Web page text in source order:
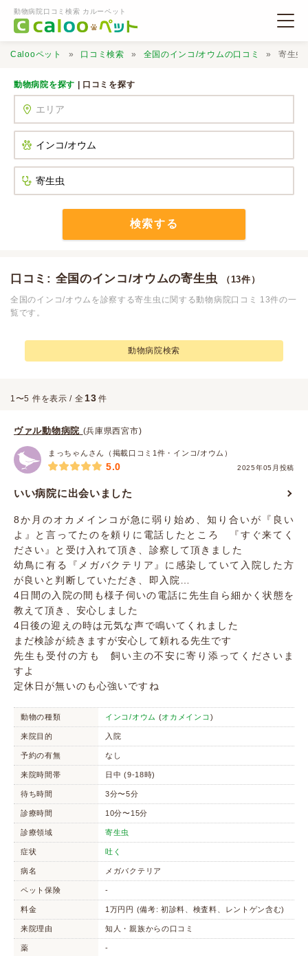
動物病院口コミ検索 カルーペット
口コミ検索
Calooペット 口コミ検索 全国のインコ/オウムの口コミ 寄生虫
動物病院を探す | 口コミを探す
検索する
口コミ: 全国のインコ/オウムの寄生虫 （13件）
全国のインコ/オウムを診察する寄生虫に関する動物病院口コミ 13件の一
覧です。
動物病院検索
1〜5 件を表示 / 全 13 件
ヴァル動物病院 (兵庫県西宮市)
まっちゃんさん（掲載口コミ1件・インコ/オウム）
2025年05月投稿
5.0
いい病院に出会いました
8か月のオカメインコが急に弱り始め、知り合いが『良い
よ』と言ってたのを頼りに電話したところ 『すぐ来てく
ださい』と受け入れて頂き、診察して頂きました
幼鳥に有る『メガバクテリア』に感染していて入院した方
が良いと判断していただき、即入院…
4日間の入院の間も様子伺いの電話に先生自ら細かく状態を
教えて頂き、安心しました
4日後の迎えの時は元気な声で鳴いてくれました
まだ検診が続きますが安心して頼れる先生です
先生も受付の方も 飼い主の不安に寄り添ってくださいま
すよ
定休日が無いのも心強いですね
動物の種類 インコ/オウム (オカメインコ )
来院目的 入院
予約の有無 なし
来院時間帯 日中 (9-18時)
待ち時間 3分〜5分
診療時間 10分〜15分
診療領域 寄生虫
症状 吐く
病名 メガバクテリア
ペット保険 -
料金 1万円円 (備考: 初診料、検査料、レントゲン含む)
来院理由 知人・親族からの口コミ
薬 -